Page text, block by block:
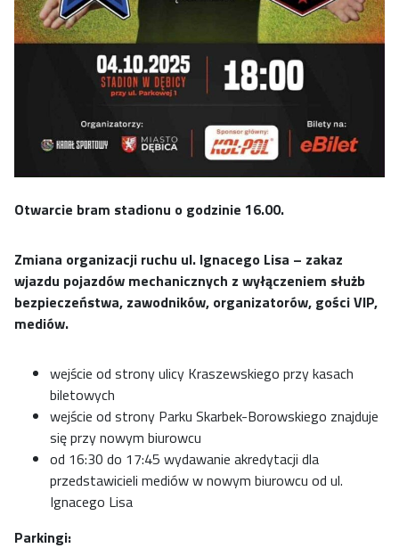
Otwarcie bram stadionu o godzinie 16.00.
Zmiana organizacji ruchu ul. Ignacego Lisa – zakaz
wjazdu pojazdów mechanicznych z wyłączeniem służb
bezpieczeństwa, zawodników, organizatorów, gości VIP,
mediów.
wejście od strony ulicy Kraszewskiego przy kasach
biletowych
wejście od strony Parku Skarbek-Borowskiego znajduje
się przy nowym biurowcu
od 16:30 do 17:45 wydawanie akredytacji dla
przedstawicieli mediów w nowym biurowcu od ul.
Ignacego Lisa
Parkingi: